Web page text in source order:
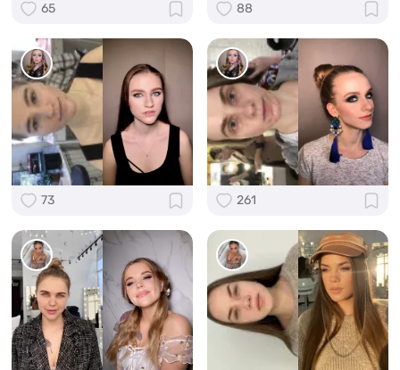
65 88
73 261